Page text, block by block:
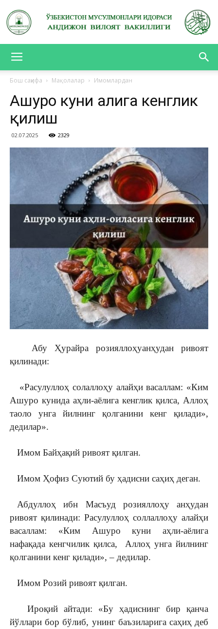
ВИЛОЯТ
ВАКИЛЛИГИ
Бош саҳифа Мақолалар Имомлардан
Ашуро куни аҳлига кенглик
қилиш
02.07.2025 2329
Абу Ҳурайра розияллоҳуанҳудан ривоят
қилинади:
«Расулуллоҳ солаллоҳу алайҳи васаллам: «Ким
Ашуро кунида аҳли-аёлига кенглик қилса, Аллоҳ
таоло унга йилнинг қолганини кенг қилади»,
дедилар».
Имом Байҳақий ривоят қилган.
Имом Ҳофиз Суютий бу ҳадисни саҳиҳ деган.
Абдуллоҳ ибн Масъуд розияллоҳу анҳудан
ривоят қилинади: Расулуллоҳ соллаллоҳу алайҳи
васаллам: «Ким Ашуро куни аҳли-аёлига
нафақада кенгчилик қилса, Аллоҳ унга йилнинг
қолганини кенг қилади», – дедилар.
Имом Розий ривоят қилган.
Ироқий айтади: «Бу ҳадиснинг бир қанча
йўллари бор бўлиб, унинг баъзиларига саҳиҳ деб